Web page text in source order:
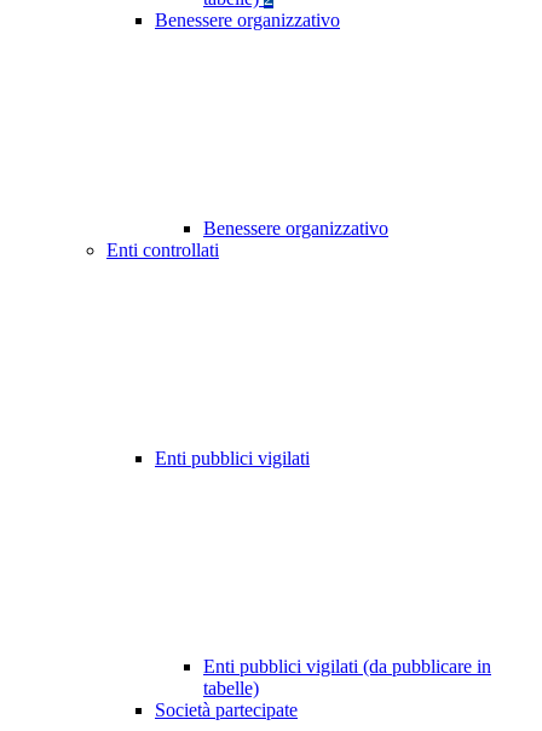
Benessere organizzativo
Benessere organizzativo
Enti controllati
Enti pubblici vigilati
Enti pubblici vigilati (da pubblicare in
tabelle)
Società partecipate